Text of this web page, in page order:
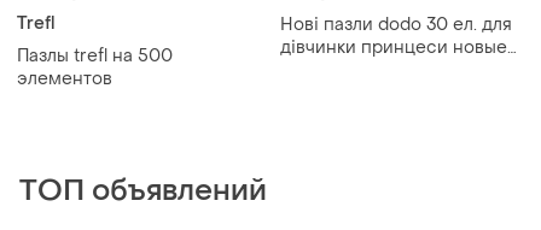
Trefl
Пазлы trefl на 500
элементов
Нові пазли dodo 30 ел. для
дівчинки принцеси новые
ТОП объявлений